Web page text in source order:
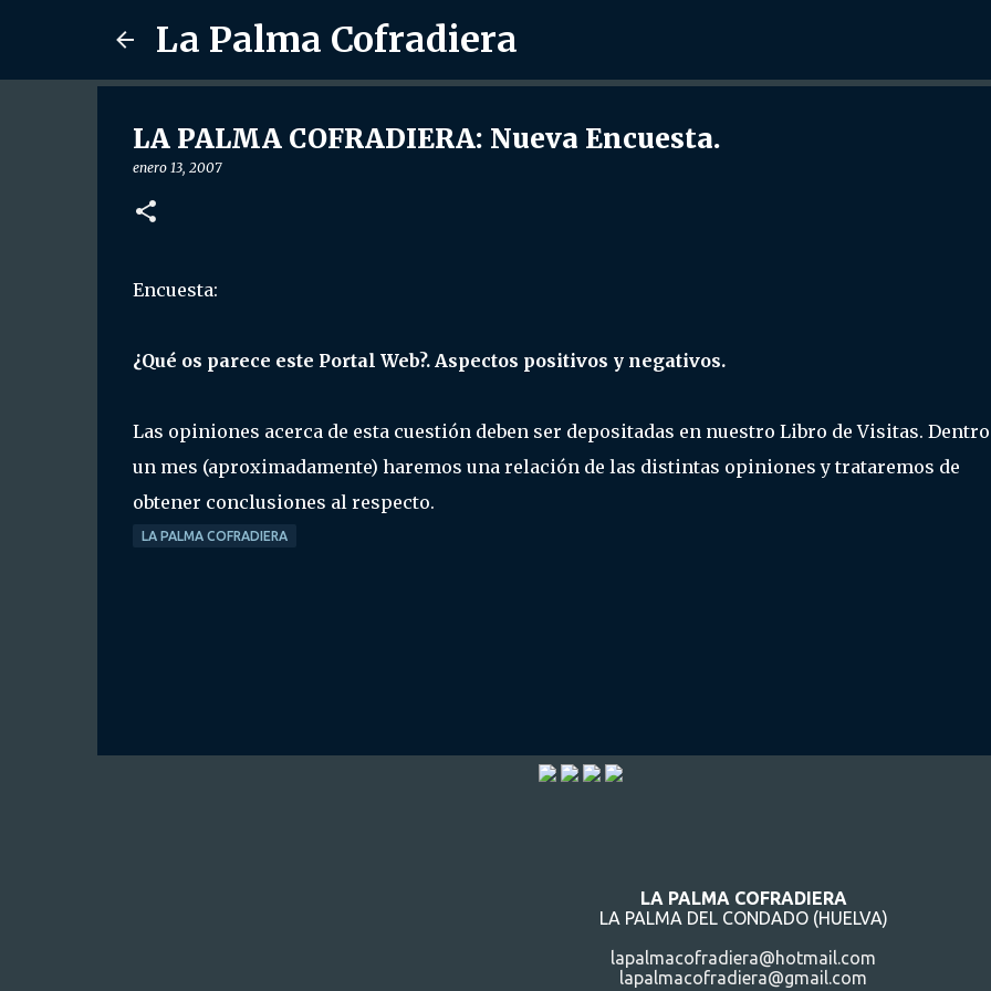
La Palma Cofradiera
LA PALMA COFRADIERA: Nueva Encuesta.
enero 13, 2007
Encuesta:
¿Qué os parece este Portal Web?. Aspectos positivos y negativos.
Las opiniones acerca de esta cuestión deben ser depositadas en nuestro Libro de Visitas.
un mes (aproximadamente) haremos una relación de las distintas opiniones y trataremos de
obtener conclusiones al respecto.
LA PALMA COFRADIERA
LA PALMA COFRADIERA
LA PALMA DEL CONDADO (HUELVA)
lapalmacofradiera@hotmail.com
lapalmacofradiera@gmail.com